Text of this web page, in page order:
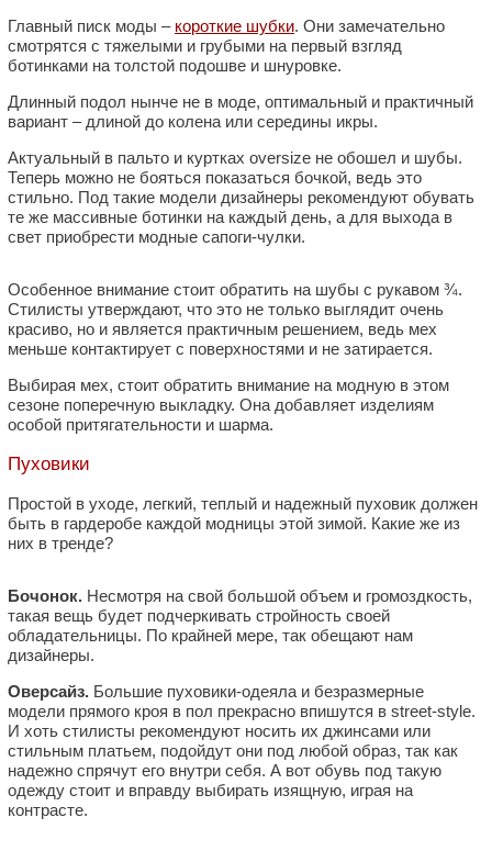
Главный писк моды – короткие шубки. Они замечательно
смотрятся с тяжелыми и грубыми на первый взгляд
ботинками на толстой подошве и шнуровке.
Длинный подол нынче не в моде, оптимальный и практичный
вариант – длиной до колена или середины икры.
Актуальный в пальто и куртках oversize не обошел и шубы.
Теперь можно не бояться показаться бочкой, ведь это
стильно. Под такие модели дизайнеры рекомендуют обувать
те же массивные ботинки на каждый день, а для выхода в
свет приобрести модные сапоги-чулки.
Особенное внимание стоит обратить на шубы с рукавом ¾.
Стилисты утверждают, что это не только выглядит очень
красиво, но и является практичным решением, ведь мех
меньше контактирует с поверхностями и не затирается.
Выбирая мех, стоит обратить внимание на модную в этом
сезоне поперечную выкладку. Она добавляет изделиям
особой притягательности и шарма.
Пуховики
Простой в уходе, легкий, теплый и надежный пуховик должен
быть в гардеробе каждой модницы этой зимой. Какие же из
них в тренде?
Бочонок. Несмотря на свой большой объем и громоздкость,
такая вещь будет подчеркивать стройность своей
обладательницы. По крайней мере, так обещают нам
дизайнеры.
Оверсайз. Большие пуховики-одеяла и безразмерные
модели прямого кроя в пол прекрасно впишутся в street-style.
И хоть стилисты рекомендуют носить их джинсами или
стильным платьем, подойдут они под любой образ, так как
надежно спрячут его внутри себя. А вот обувь под такую
одежду стоит и вправду выбирать изящную, играя на
контрасте.